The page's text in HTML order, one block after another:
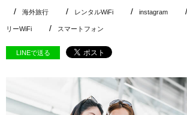
海外旅行 レンタルWiFi instagram
リーWiFi スマートフォン
LINEで送る